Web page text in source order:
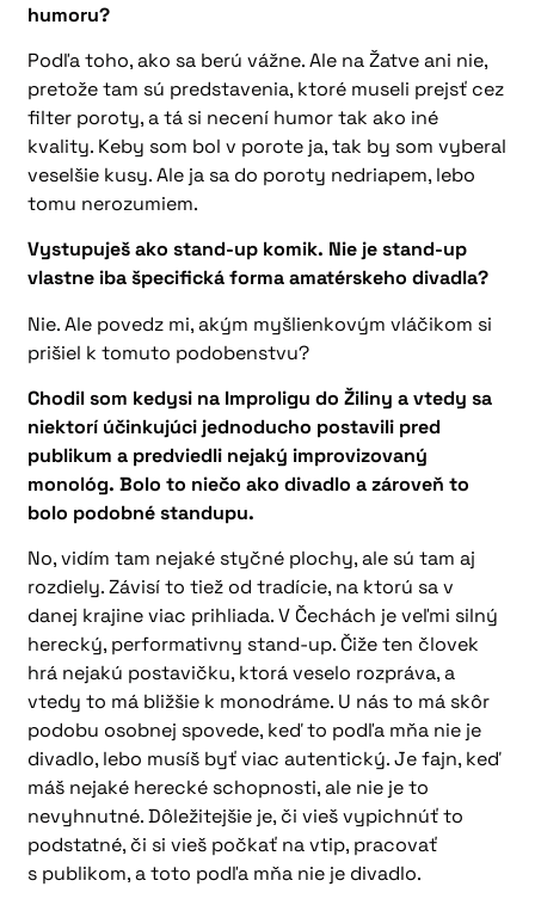
humoru?
Podľa toho, ako sa berú vážne. Ale na Žatve ani nie,
pretože tam sú predstavenia, ktoré museli prejsť cez
filter poroty, a tá si necení humor tak ako iné
kvality. Keby som bol v porote ja, tak by som vyberal
veselšie kusy. Ale ja sa do poroty nedriapem, lebo
tomu nerozumiem.
Vystupuješ ako stand-up komik. Nie je stand-up
vlastne iba špecifická forma amatérskeho divadla?
Nie. Ale povedz mi, akým myšlienkovým vláčikom si
prišiel k tomuto podobenstvu?
Chodil som kedysi na Improligu do Žiliny a vtedy sa
niektorí účinkujúci jednoducho postavili pred
publikum a predviedli nejaký improvizovaný
monológ. Bolo to niečo ako divadlo a zároveň to
bolo podobné standupu.
No, vidím tam nejaké styčné plochy, ale sú tam aj
rozdiely. Závisí to tiež od tradície, na ktorú sa v
danej krajine viac prihliada. V Čechách je veľmi silný
herecký, performativny stand-up. Čiže ten človek
hrá nejakú postavičku, ktorá veselo rozpráva, a
vtedy to má bližšie k monodráme. U nás to má skôr
podobu osobnej spovede, keď to podľa mňa nie je
divadlo, lebo musíš byť viac autentický. Je fajn, keď
máš nejaké herecké schopnosti, ale nie je to
nevyhnutné. Dôležitejšie je, či vieš vypichnúť to
podstatné, či si vieš počkať na vtip, pracovať
s publikom, a toto podľa mňa nie je divadlo.